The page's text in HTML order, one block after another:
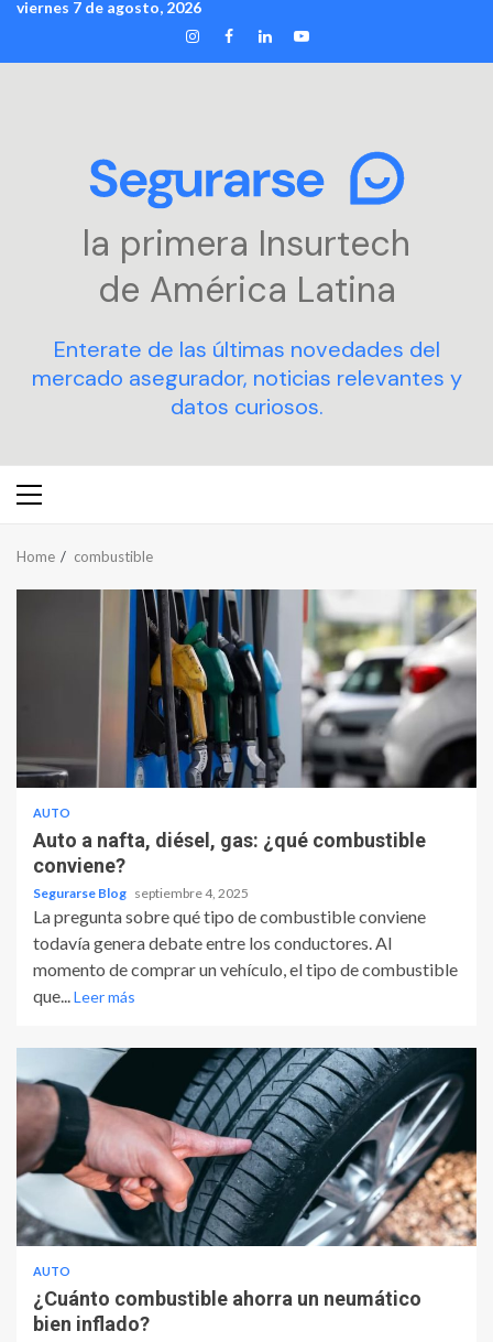
Skip
content
viernes 7 de agosto, 2026
INSTAGRAM
FACEBOOK
LINKEDIN
YOUTUBE
la primera Insurtech
de América Latina
Enterate de las últimas novedades del
mercado asegurador, noticias relevantes y
datos curiosos.
Primary
Home combustible
AUTO
Auto a nafta, diésel, gas: ¿qué combustible
conviene?
Segurarse Blog septiembre 4, 2025
La pregunta sobre qué tipo de combustible conviene
todavía genera debate entre los conductores. Al
momento de comprar un vehículo, el tipo de combustible
que...Leer más
AUTO
¿Cuánto combustible ahorra un neumático
bien inflado?